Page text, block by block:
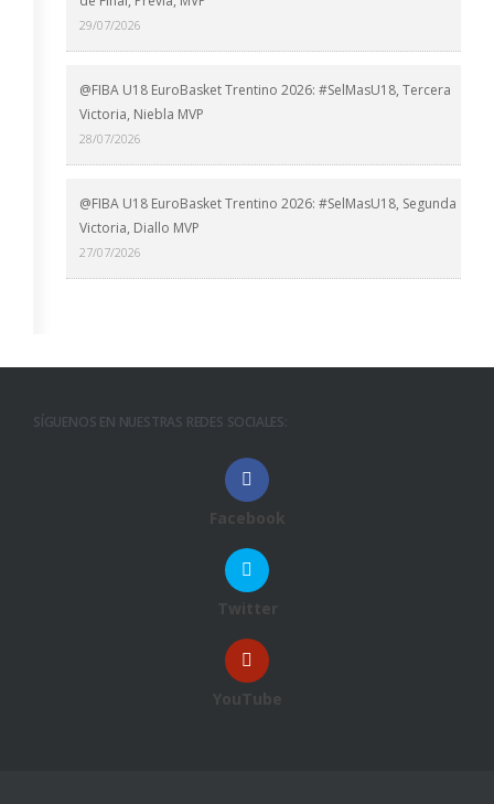
29/07/2026
@FIBA U18 EuroBasket Trentino 2026: #SelMasU18, Tercera
Victoria, Niebla MVP
28/07/2026
@FIBA U18 EuroBasket Trentino 2026: #SelMasU18, Segunda
Victoria, Diallo MVP
27/07/2026
SÍGUENOS EN NUESTRAS REDES SOCIALES:
Facebook
Twitter
YouTube